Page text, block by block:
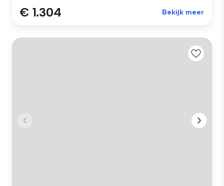
€ 1.304 Bekijk meer